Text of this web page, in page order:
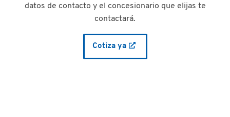
datos de contacto y el concesionario que elijas te
contactará.
Cotiza ya